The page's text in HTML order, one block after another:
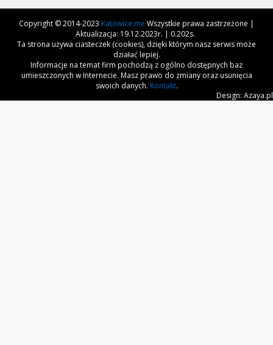
Copyright © 2014-2023 Katowice.me Wszystkie prawa zastrzeżone |
Aktualizacja: 19.12.2023r. | 0.202s.
Ta strona używa ciasteczek (cookies), dzięki którym nasz serwis może
działać lepiej.
Informacje na temat firm pochodzą z ogólno dostępnych baz
umieszczonych w Internecie. Masz prawo do zmiany oraz usunięcia
swoich danych. Kontakt.
Design: Azaya.pl